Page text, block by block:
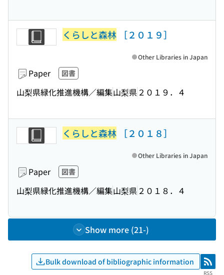
くらしと森林 ［２０１９］
Paper 図書
山梨県緑化推進機構／編集山梨県 ２０１９．４
Other Libraries in Japan
くらしと森林 ［２０１８］
Paper 図書
山梨県緑化推進機構／編集山梨県 ２０１８．４
Other Libraries in Japan
Show more (21-)
Bulk download of bibliographic information RSS
RSS